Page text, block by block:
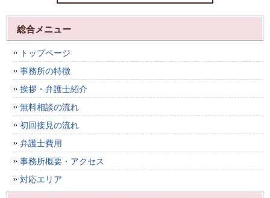
総合メニュー
トップページ
事務所の特徴
挨拶・弁護士紹介
無料相談の流れ
初回接見の流れ
弁護士費用
事務所概要・アクセス
対応エリア